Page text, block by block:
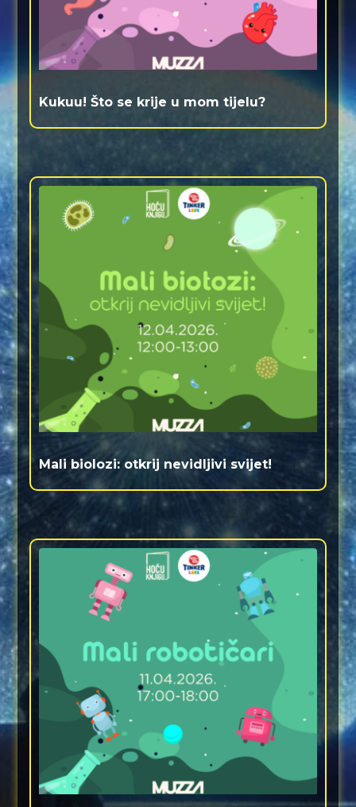
Kukuu! Što se krije u mom tijelu?
Mali biolozi: otkrij nevidljivi svijet!